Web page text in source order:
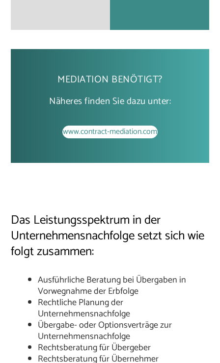
MEDIATION BENÖTIGT?
Näheres finden Sie dazu unter:
www.contract-mediation.com
Das Leistungsspektrum in der
Unternehmensnachfolge setzt sich wie
folgt zusammen:
Ausführliche Beratung bei Übergaben in
Vorwegnahme der Erbfolge
Rechtliche Planung der
Unternehmensnachfolge
Übergabe- oder Optionsverträge zur
Unternehmensnachfolge
Rechtsberatung für Übergeber
Rechtsberatung für Übernehmer